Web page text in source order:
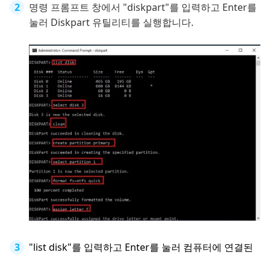
명령 프롬프트 창에서 "diskpart"를 입력하고 Enter를
눌러 Diskpart 유틸리티를 실행합니다.
"list disk"를 입력하고 Enter를 눌러 컴퓨터에 연결된